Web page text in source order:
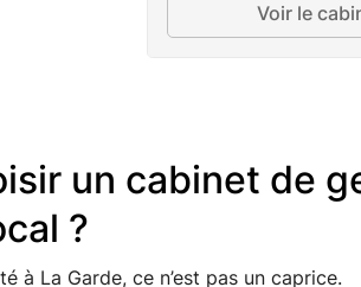
Voir le
un cabinet de
?
à La Garde, ce n’est pas un caprice.